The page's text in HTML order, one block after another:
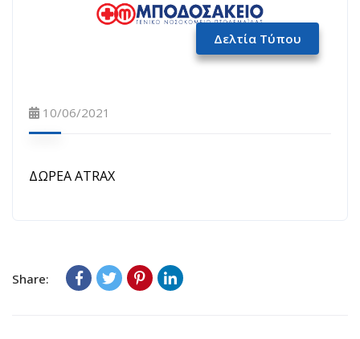
Δελτία Τύπου
10/06/2021
ΔΩΡΕΑ ATRAX
Share: